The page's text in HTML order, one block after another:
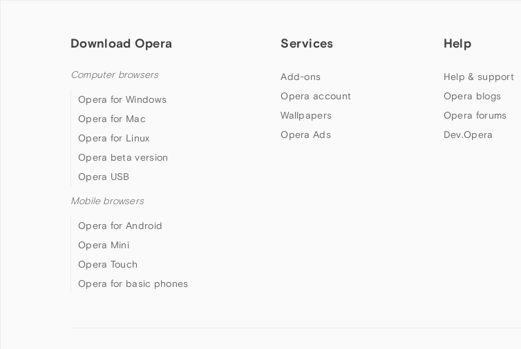
Download Opera
Computer browsers
Opera for Windows
Opera for Mac
Opera for Linux
Opera beta version
Opera USB
Mobile browsers
Opera for Android
Opera Mini
Opera Touch
Opera for basic phones
Services
Add-ons
Opera account
Wallpapers
Opera Ads
Help
Help & support
Opera blogs
Opera forums
Dev.Opera